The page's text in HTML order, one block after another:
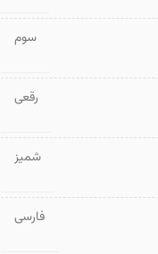
سوم
رقعی
شمیز
فارسی